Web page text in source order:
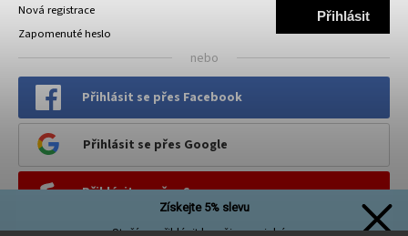
Přihlásit
Nová registrace
Zapomenuté heslo
nebo
Přihlásit se přes Facebook
Přihlásit se přes Google
Přihlásit se přes Seznam
Získejte 5% slevu
Stačí se přihlásit k našim novinkám